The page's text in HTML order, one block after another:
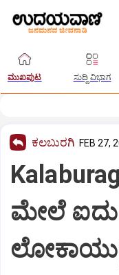
ಮುಖಪುಟ ಸುದ್ದಿ ವಿಭಾಗ
ಕಲಬುರಗಿ FEB 27,
ಮೇಲೆ